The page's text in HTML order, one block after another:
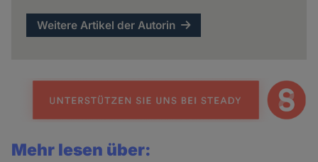
Weitere Artikel der Autorin
Mehr lesen über: